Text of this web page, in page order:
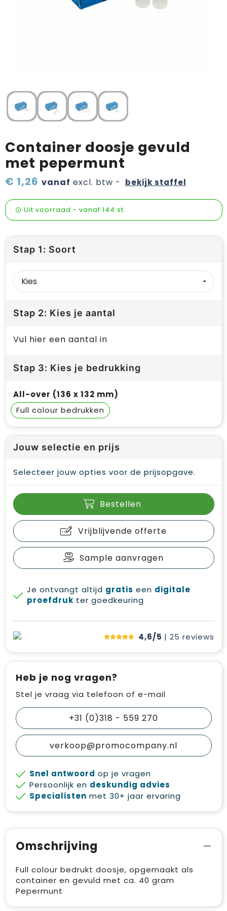
Wijn, bier en proeverij
Zomerpakketten
Container doosje gevuld
met pepermunt
€ 1,26 vanaf excl. btw - bekijk staffel
Uit voorraad - vanaf 144 st.
Stap 1: Soort
Stap 2: Kies je aantal
Vul hier een aantal in
Stap 3: Kies je bedrukking
All-over (136 x 132 mm)
Full colour
Jouw selectie en prijs
Selecteer jouw opties voor de prijsopgave.
Bestellen
Vrijblijvende offerte
Sample aanvragen
Je ontvangt altijd gratis een digitale
proefdruk ter goedkeuring
4,6/5 | 25 reviews
Heb je nog vragen?
Stel je vraag via telefoon of e-mail
+31 (0)318 - 559 270
verkoop@promocompany.nl
Snel antwoord op je vragen
Persoonlijk en deskundig advies
Specialisten met 30+ jaar ervaring
Omschrijving
Full colour bedrukt doosje, opgemaakt als
container en gevuld met ca. 40 gram
Pepermunt